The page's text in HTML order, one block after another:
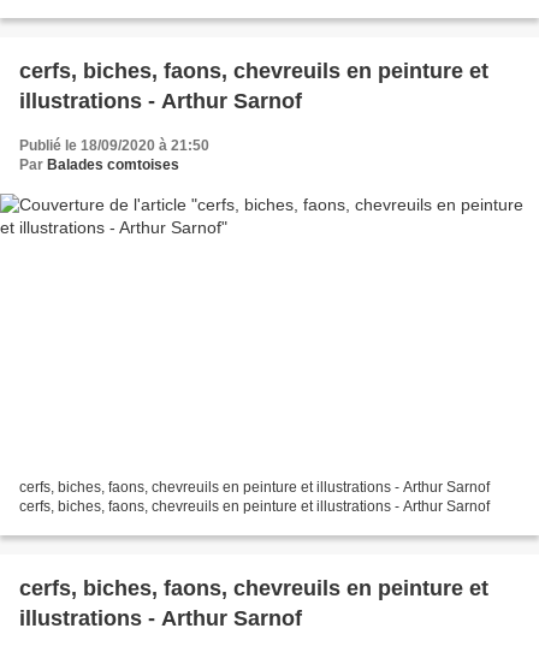
cerfs, biches, faons, chevreuils en peinture et
illustrations - Arthur Sarnof
Publié le 18/09/2020 à 21:50
Par Balades comtoises
cerfs, biches, faons, chevreuils en peinture et illustrations - Arthur Sarnof
cerfs, biches, faons, chevreuils en peinture et illustrations - Arthur Sarnof
cerfs, biches, faons, chevreuils en peinture et
illustrations - Arthur Sarnof